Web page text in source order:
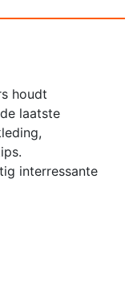
houdt
laatste
interressante